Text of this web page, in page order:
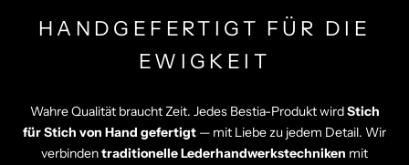
HANDGEFERTIGT FÜR DIE
EWIGKEIT
Wahre Qualität braucht Zeit. Jedes Bestia-Produkt wirdStich
für Stich von Hand gefertigt — mit Liebe zu jedem Detail. Wir
verbindentraditionelle Lederhandwerkstechniken mit